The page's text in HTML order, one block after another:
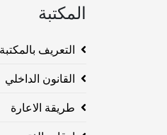
المكتبة
التعريف بالمكتبة
القانون الداخلي
طريقة الاعارة